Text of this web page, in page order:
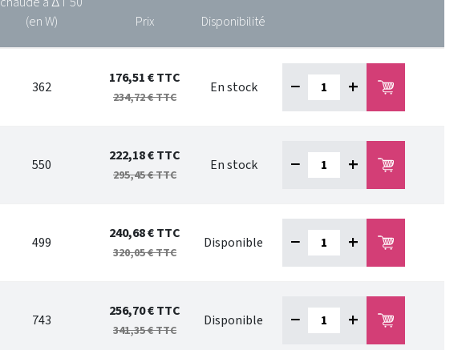
(en W)
Prix Disponibilité
362
176,51 €TTC
234,72 €TTC
En stock − +
550
222,18 €TTC
295,45 €TTC
En stock − +
499
240,68 €TTC
320,05 €TTC
Disponible − +
743
256,70 €TTC
341,35 €TTC
Disponible − +